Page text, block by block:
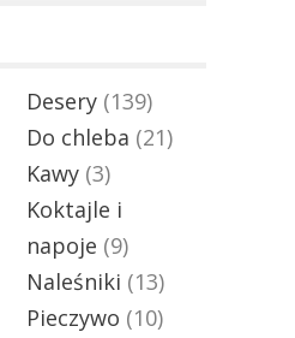
Desery (139)
Do chleba (21)
Kawy (3)
Koktajle i
napoje (9)
Naleśniki (13)
Pieczywo (10)